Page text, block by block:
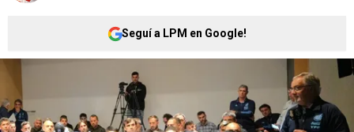
Seguí a LPM en Google!